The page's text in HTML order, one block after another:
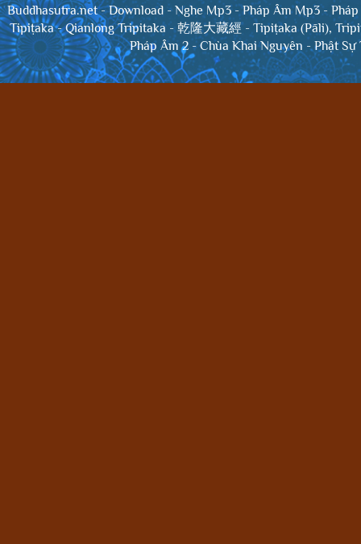
Buddhasutra.net-Download - Nghe Mp3-Pháp Âm Mp3-
Tipiṭaka-Qianlong Tripitaka - 乾隆大藏經- Tipiṭaka (Pāli),
Pháp Âm 2 -Chùa Khai Nguyên -Phật Sự